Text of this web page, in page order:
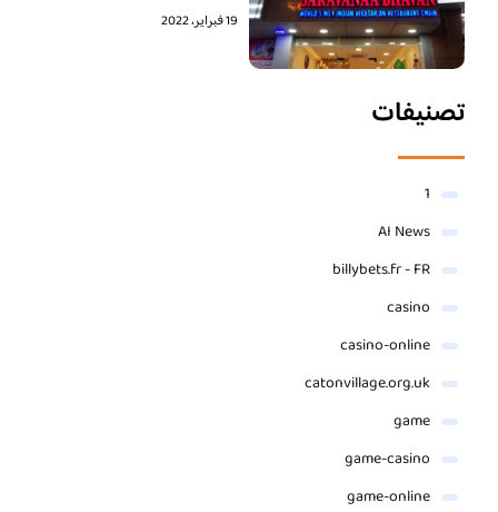
19 فبراير، 2022
تصنيفات
1
AI News
billybets.fr - FR
casino
casino-online
catonvillage.org.uk
game
game-casino
game-online